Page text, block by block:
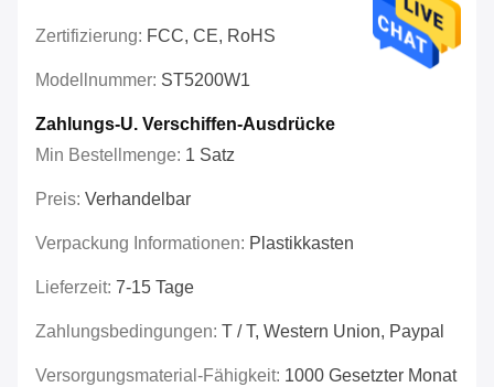
Zertifizierung: FCC, CE, RoHS
Modellnummer: ST5200W1
Zahlungs-U. Verschiffen-Ausdrücke
Min Bestellmenge: 1 Satz
Preis: Verhandelbar
Verpackung Informationen: Plastikkasten
Lieferzeit: 7-15 Tage
Zahlungsbedingungen: T / T, Western Union, Paypal
Versorgungsmaterial-Fähigkeit: 1000 Gesetzter Monat